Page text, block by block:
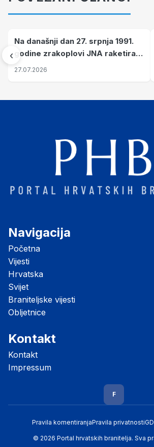
‹
Na današnji dan 27. srpnja 1991.
godine zrakoplovi JNA raketirali
su vojarnu i obučni centar "Nikola
27.07.2026
Navigacija
Početna
Vijesti
Hrvatska
Svijet
Braniteljske vijesti
Obljetnice
Kontakt
Kontakt
Impressum
F
Pravila komentiranjaPravila privatnosti
© 2026 Portal hrvatskih branitelja. Sva